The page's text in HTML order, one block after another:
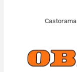
Castorama